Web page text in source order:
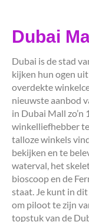
Dubai
Dubai is de stad
kijken hun ogen
overdekte
nieuwste aanbod
in Dubai Mall zo’n
winkelliefhebber
talloze winkels
bekijken en te
waterval, het
bioscoop en de
staat. Je kunt in
om piloot te zijn
topstuk van de